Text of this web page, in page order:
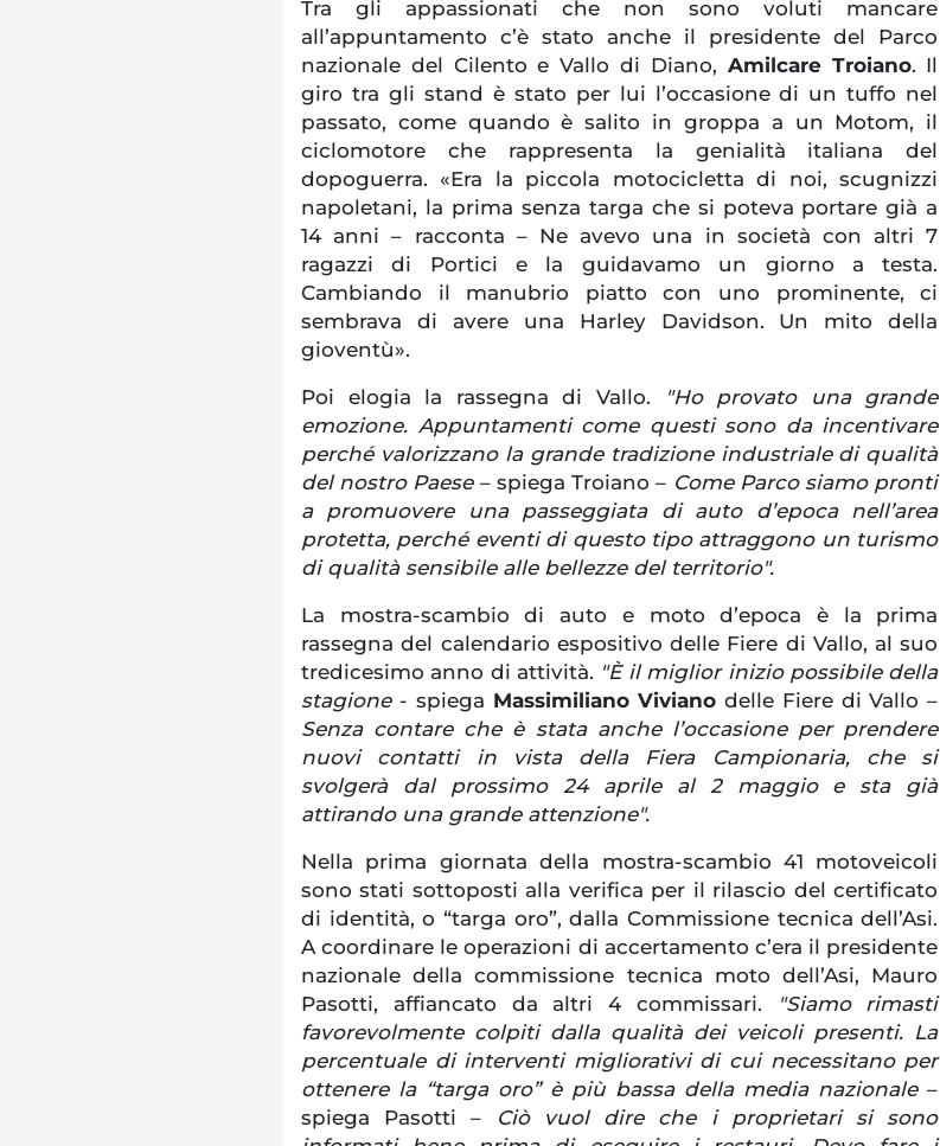
Tra gli appassionati che non sono voluti mancare
all’appuntamento c’è stato anche il presidente del Parco
nazionale del Cilento e Vallo di Diano, Amilcare Troiano. Il
giro tra gli stand è stato per lui l’occasione di un tuffo nel
passato, come quando è salito in groppa a un Motom, il
ciclomotore che rappresenta la genialità italiana del
dopoguerra. «Era la piccola motocicletta di noi, scugnizzi
napoletani, la prima senza targa che si poteva portare già a
14 anni – racconta – Ne avevo una in società con altri 7
ragazzi di Portici e la guidavamo un giorno a testa.
Cambiando il manubrio piatto con uno prominente, ci
sembrava di avere una Harley Davidson. Un mito della
gioventù».
Poi elogia la rassegna di Vallo.
"Ho provato una grande
emozione. Appuntamenti come questi sono da incentivare
perché valorizzano la grande tradizione industriale di qualità
del nostro Paese– spiega Troiano – Come Parco siamo pronti
a promuovere una passeggiata di auto d’epoca nell’area
protetta, perché eventi di questo tipo attraggono un turismo
di qualità sensibile alle bellezze del territorio".
La mostra-scambio di auto e moto d’epoca è la prima
rassegna del calendario espositivo delle Fiere di Vallo, al suo
tredicesimo anno di attività. "È il miglior inizio possibile della
stagione - spiega Massimiliano Vivianodelle Fiere di Vallo –
Senza contare che è stata anche l’occasione per prendere
nuovi contatti in vista della Fiera Campionaria, che si
svolgerà dal prossimo 24 aprile al 2 maggio e sta già
attirando una grande attenzione".
Nella prima giornata della mostra-scambio 41 motoveicoli
sono stati sottoposti alla verifica per il rilascio del certificato
di identità, o “targa oro”, dalla Commissione tecnica dell’Asi.
A coordinare le operazioni di accertamento c’era il presidente
nazionale della commissione tecnica moto dell’Asi, Mauro
Pasotti, affiancato da altri 4 commissari. "Siamo rimasti
favorevolmente colpiti dalla qualità dei veicoli presenti. La
percentuale di interventi migliorativi di cui necessitano per
ottenere la “targa oro” è più bassa della media nazionale–
spiega Pasotti –
Ciò vuol dire che i proprietari si sono